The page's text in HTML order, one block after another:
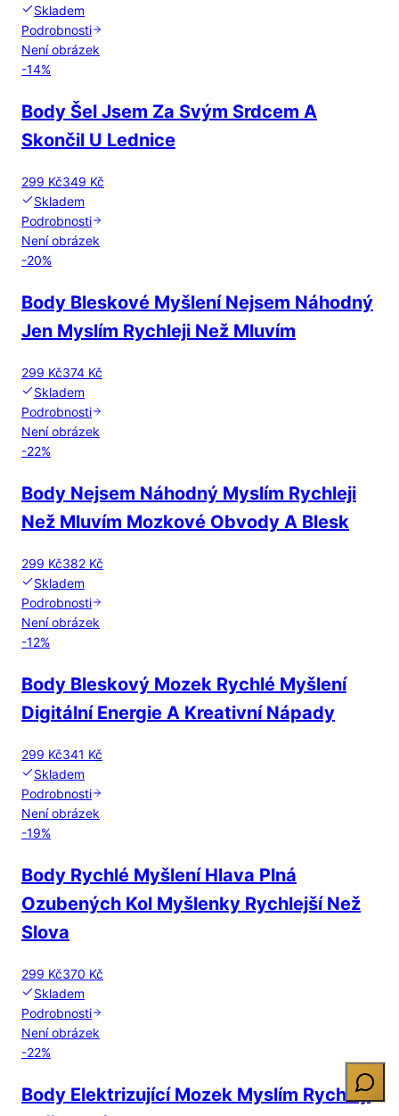
Skladem
Podrobnosti
Není obrázek
-14%
Body Šel Jsem Za Svým Srdcem A
Skončil U Lednice
299 Kč349 Kč
Skladem
Podrobnosti
Není obrázek
-20%
Body Bleskové Myšlení Nejsem Náhodný
Jen Myslím Rychleji Než Mluvím
299 Kč374 Kč
Skladem
Podrobnosti
Není obrázek
-22%
Body Nejsem Náhodný Myslím Rychleji
Než Mluvím Mozkové Obvody A Blesk
299 Kč382 Kč
Skladem
Podrobnosti
Není obrázek
-12%
Body Bleskový Mozek Rychlé Myšlení
Digitální Energie A Kreativní Nápady
299 Kč341 Kč
Skladem
Podrobnosti
Není obrázek
-19%
Body Rychlé Myšlení Hlava Plná
Ozubených Kol Myšlenky Rychlejší Než
Slova
299 Kč370 Kč
Skladem
Podrobnosti
Není obrázek
-22%
Body Elektrizující Mozek Myslím Rychleji